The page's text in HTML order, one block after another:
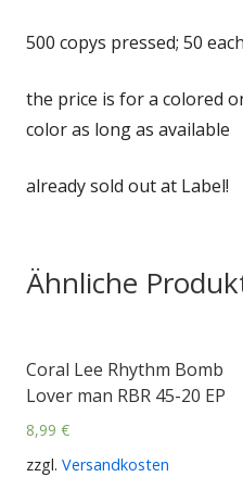
500 copys pressed; 50
the price is for a colored
color as long as available
already sold out at Label!
Ähnliche
Coral Lee Rhythm Bomb
Lover man RBR 45-20 EP
8,99 €
zzgl. Versandkosten